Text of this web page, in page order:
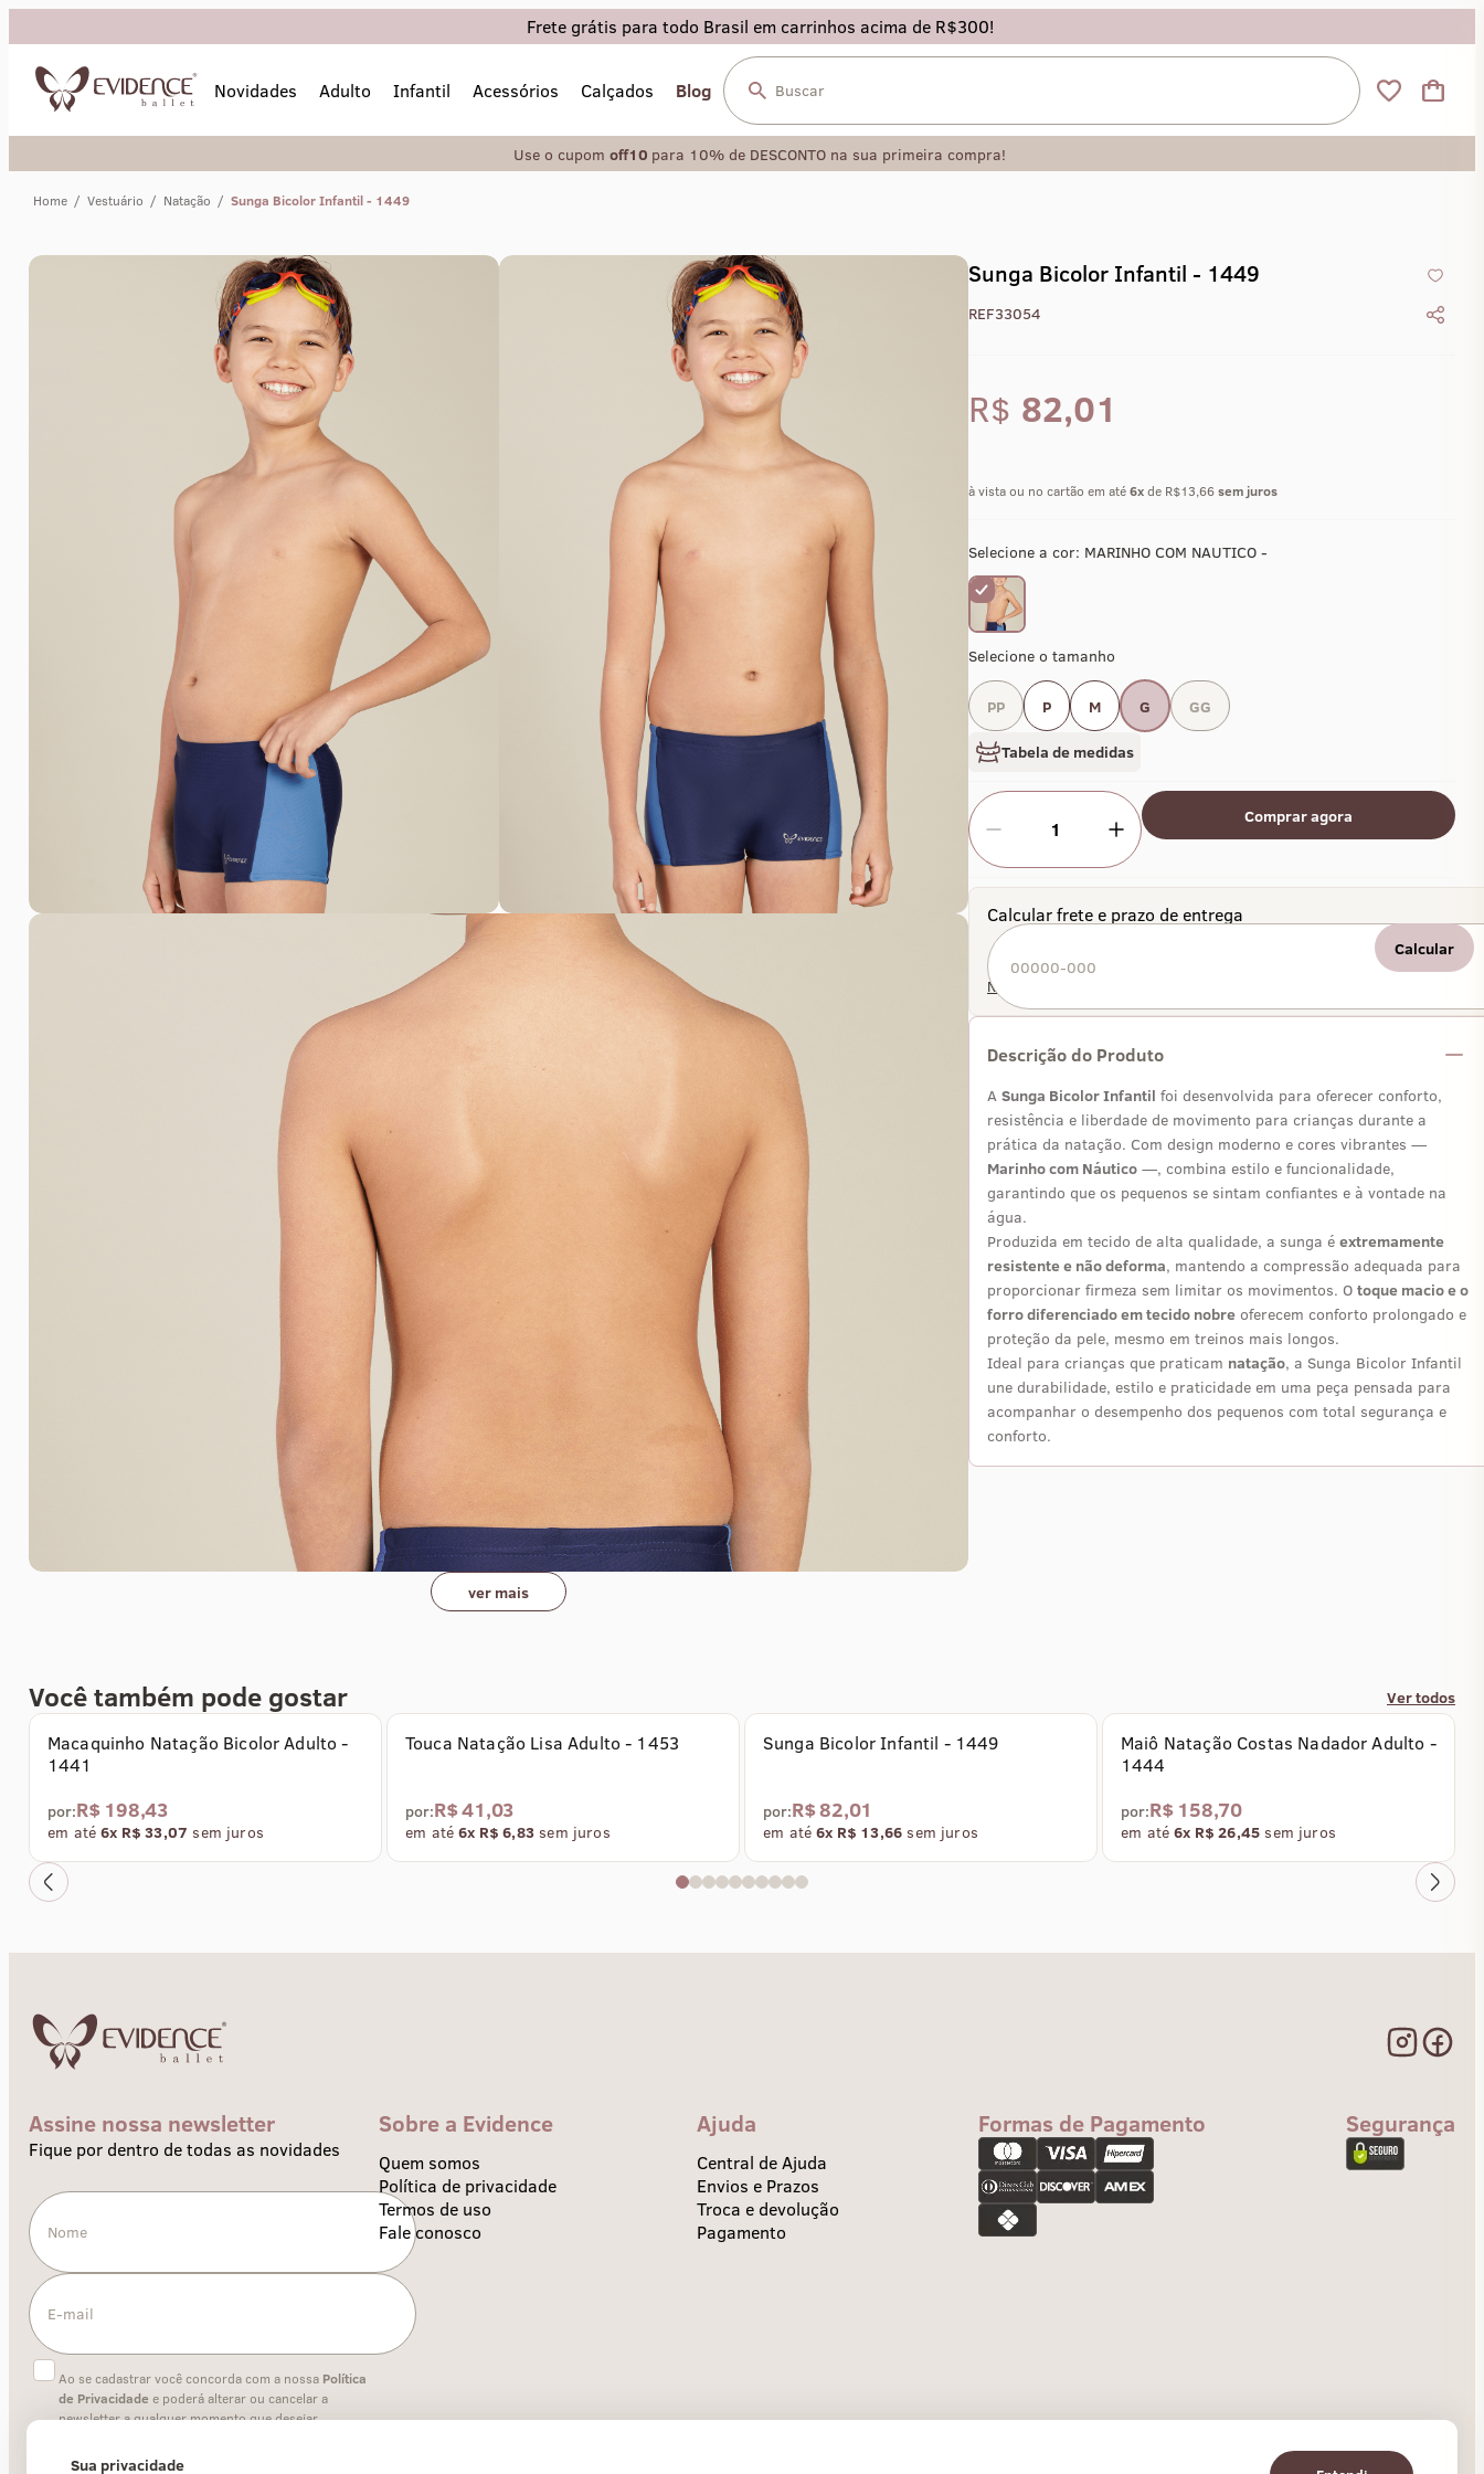
Frete grátis para todo Brasil em carrinhos acima de R$300!
Novidades Adulto Infantil Acessórios Calçados Blog
Use o cupom off10 para 10% de DESCONTO na sua primeira compra!
Sua privacidade
Home / Vestuário / Natação / Sunga Bicolor Infantil - 1449
ver mais
Sunga Bicolor Infantil - 1449
REF33054
R$ 82,01
à vista ou no cartão em até6xde R$13,66sem juros
Selecione a cor: MARINHO COM NAUTICO -
Selecione o tamanho
PP P M G GG
Tabela de medidas
1
Comprar agora
Calcular frete e prazo de entrega
Calcular
Não sei meu CEP
Descrição do Produto
A Sunga Bicolor Infantil foi desenvolvida para oferecer conforto,
resistência e liberdade de movimento para crianças durante a
prática da natação. Com design moderno e cores vibrantes —
Marinho com Náutico —, combina estilo e funcionalidade,
garantindo que os pequenos se sintam confiantes e à vontade na
água.
Produzida em tecido de alta qualidade, a sunga é extremamente
resistente e não deforma, mantendo a compressão adequada para
proporcionar firmeza sem limitar os movimentos. O toque macio e o
forro diferenciado em tecido nobre oferecem conforto prolongado e
proteção da pele, mesmo em treinos mais longos.
Ideal para crianças que praticam natação, a Sunga Bicolor Infantil
une durabilidade, estilo e praticidade em uma peça pensada para
acompanhar o desempenho dos pequenos com total segurança e
conforto.
Você também pode gostar Ver todos
Coleção Acqua
Macaquinho Natação Bicolor Adulto -
1441
por:R$ 198,43
em até6x R$ 33,07 sem juros
Coleção Acqua
Touca Natação Lisa Adulto - 1453
por:R$ 41,03
em até6x R$ 6,83sem juros
Sunga Bicolor Infantil - 1449
por:R$ 82,01
em até6x R$ 13,66 sem juros
Coleção Acqua
Maiô Natação Costas Nadador Adulto -
1444
por:R$ 158,70
em até6x R$ 26,45 sem juros
Assine nossa newsletter
Fique por dentro de todas as novidades
Ao se cadastrar você concorda com a nossa Política
de Privacidade e poderá alterar ou cancelar a
newsletter a qualquer momento que desejar.
Enviar
Sobre a Evidence
Quem somos
Política de privacidade
Termos de uso
Fale conosco
Ajuda
Central de Ajuda
Envios e Prazos
Troca e devolução
Pagamento
Formas de Pagamento Segurança